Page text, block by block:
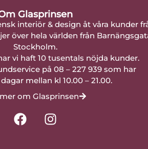
Glasprinsen
interiör & design åt våra kunder
över hela världen från
Stockholm.
vi haft 10 tusentals nöjda kunder.
på 08 – 227 939 som har
mellan kl 10.00 – 21.00.
om Glasprinsen
F
a
I
n